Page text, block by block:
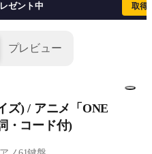
ゼント中 取得
プレビュー
ズ) / アニメ「ONE
・コード付)